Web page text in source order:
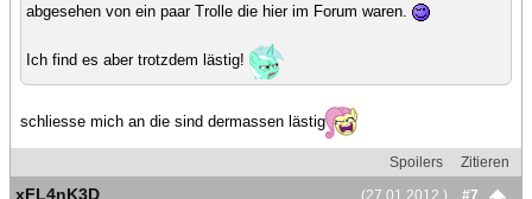
abgesehen von ein paar Trolle die hier im Forum waren.
Ich find es aber trotzdem lästig!
schliesse mich an die sind dermassen lästig
Spoilers
Zitieren
(27.01.2012 )
#7
xFL4nK3D